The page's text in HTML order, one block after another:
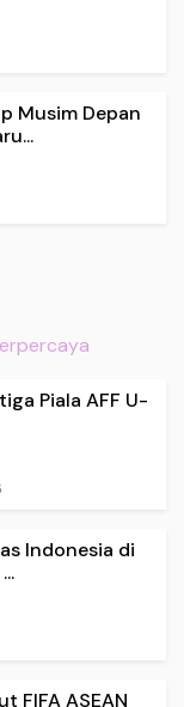
Musim Depan
Piala AFF U-
Indonesia di
FIFA ASEAN